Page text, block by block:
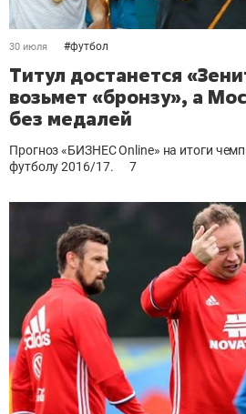
30 июля #футбол
Титул достанется
возьмет «бронзу», а
без медалей
Прогноз «БИЗНЕС Online» на итоги
футболу 2016/17.
7